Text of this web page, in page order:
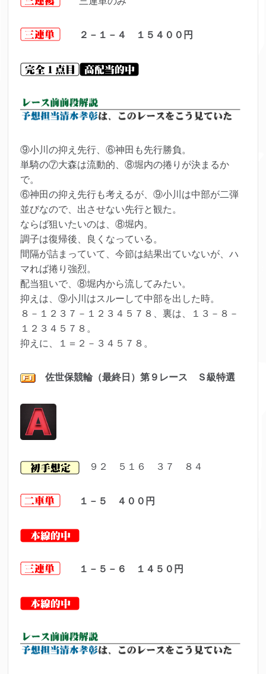
２－１－４ １５４００ 円
⑨小川の抑え先行、⑥神田も先行勝負。
単騎の⑦大森は流動的、⑧堀内の捲りが決まるか
で。
⑥神田の抑え先行も考えるが、⑨小川は中部が二弾
並びなので、出させない先行と観た。
ならば狙いたいのは、⑧堀内。
調子は復帰後、良くなっている。
間隔が詰まっていて、今節は結果出ていないが、ハ
マれば捲り強烈。
配当狙いで、⑧堀内から流してみたい。
抑えは、⑨小川はスルーして中部を出した時。
８－１２３７－１２３４５７８、裏は、１３－８－
１２３４５７８。
抑えに、１＝２－３４５７８。
佐世保競輪（最終日）第９レース Ｓ級特選
９２ ５１６ ３７ ８４
１－５ ４００ 円
１－５－６ １４５０ 円